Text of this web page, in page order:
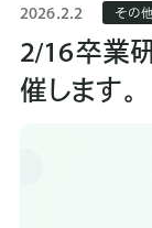
2026.2.2 その他
2/16卒業
催します。